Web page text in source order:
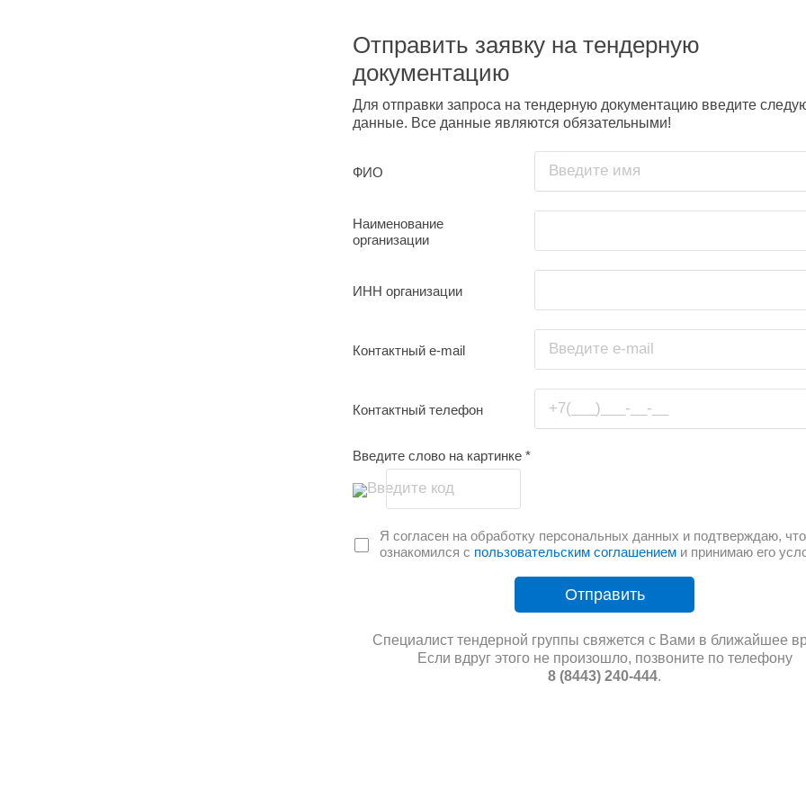
Отправить заявку на тендерную
документацию
Для отправки запроса на тендерную документацию введите
данные. Все данные являются обязательными!
ФИО Введите имя
Наименование
организации
ИНН организации
Контактный e-mail Введите e-mail
Контактный телефон +7(___)___-__-__
Введите слово на картинке *
Введите код
Я согласен на обработку персональных данных и подтверждаю, что
ознакомился с пользовательским соглашением и принимаю его
Отправить
Специалист тендерной группы свяжется с Вами в ближайшее
Если вдруг этого не произошло, позвоните по телефону
8 (8443) 240-444.